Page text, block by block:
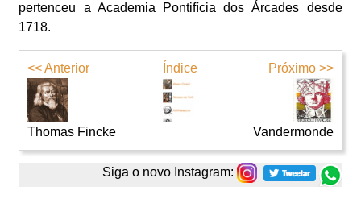
pertenceu a Academia Pontifícia dos Árcades desde
1718.
<< Anterior
Thomas Fincke
Índice Próximo >>
Vandermonde
Siga o novo Instagram: